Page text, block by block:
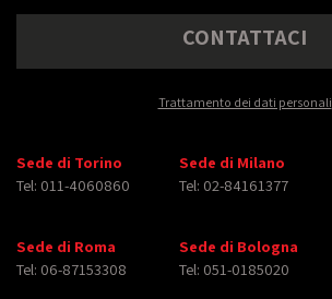
CONTATTACI
Trattamento dei dati personali
Sede di Torino
Tel: 011-4060860
Sede di Milano
Tel: 02-84161377
Sede di Roma
Tel: 06-87153308
Sede di Bologna
Tel: 051-0185020